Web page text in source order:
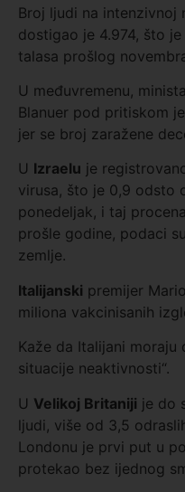
Broj ljudi na intenzivnoj
dostigao je 4.974, što
talasa prošlog
U međuvremenu,
Blanuer pod pritiskom
jer se broj zaražene
U Izraelu je
virusa, što je 0,9 odsto
ponedeljak, i taj
prošle godine, podaci
zemlje.
Italijanski premijer
miliona vakcinisanih
Kaže da Italijani moraju
situacije neaktivnosti“.
U Velikoj Britaniji je do
ljudi, više od 3,5
Londonu je prvi put u
protekao bez ijednog